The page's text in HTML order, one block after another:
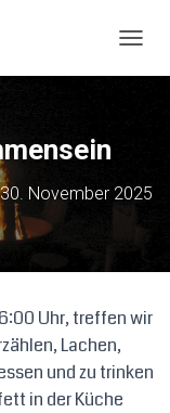
A
I
C
L
30. November 2025
Uhr, treffen wir
Lachen,
und zu trinken
in der Küche